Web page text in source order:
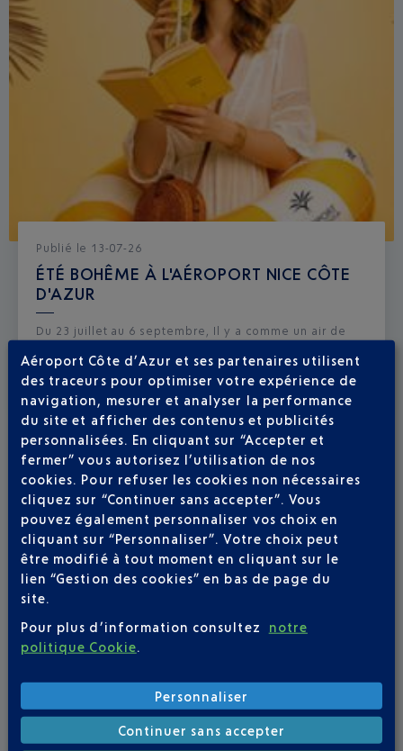
Publié le 13-07-26
ÉTÉ BOHÊME À L'AÉROPORT NICE CÔTE
D'AZUR
Du 23 juillet au 6 septembre, Il y a comme un air de
Aéroport Côte d’Azur et ses partenaires utilisent
des traceurs pour optimiser votre expérience de
navigation, mesurer et analyser la performance
du site et afficher des contenus et publicités
personnalisées. En cliquant sur “Accepter et
fermer” vous autorisez l’utilisation de nos
cookies. Pour refuser les cookies non nécessaires
cliquez sur “Continuer sans accepter”. Vous
pouvez également personnaliser vos choix en
cliquant sur “Personnaliser”. Votre choix peut
être modifié à tout moment en cliquant sur le
lien “Gestion des cookies” en bas de page du
site.
Pour plus d’information consultez
notre
politique Cookie.
Personnaliser
Continuer sans accepter